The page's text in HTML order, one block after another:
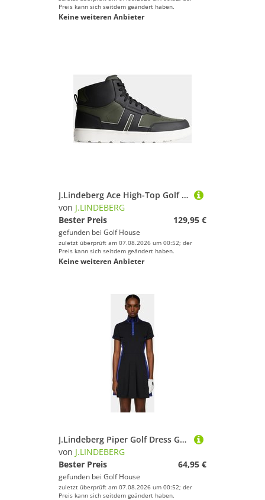
Preis kann sich seitdem geändert haben.
Keine weiteren Anbieter
J.Lindeberg Ace High-Top Golf Sneaker grün
von J.LINDEBERG
Bester Preis
129,95 €
gefunden bei Golf House
zuletzt überprüft am 07.08.2026 um 00:52; der
Preis kann sich seitdem geändert haben.
Keine weiteren Anbieter
J.Lindeberg Piper Golf Dress GH Halbarm Kleid schwarz
von J.LINDEBERG
Bester Preis
64,95 €
gefunden bei Golf House
zuletzt überprüft am 07.08.2026 um 00:52; der
Preis kann sich seitdem geändert haben.